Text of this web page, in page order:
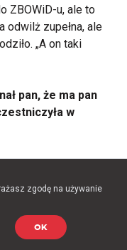
ZBOWiD-u, ale to
odwilż zupełna, ale
„A on taki
pan, że ma pan
w
Ona
Warszawą a
tutaj matce było
tam w Radomiu
zgodę na używanie
OK